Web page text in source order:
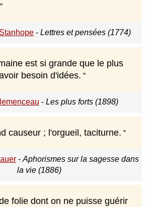
- Lettres et pensées (1774)
est si grande que le plus
besoin d'idées.
- Les plus forts (1898)
causeur ; l'orgueil, taciturne.
- Aphorismes sur la sagesse dans
la vie (1886)
folie dont on ne puisse guérir